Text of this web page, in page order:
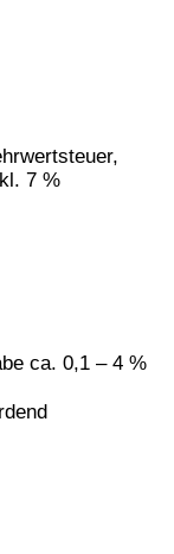
7 %
ca. 0,1 – 4 %